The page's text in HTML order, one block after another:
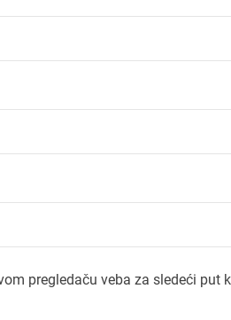
pregledaču veba za sledeći put